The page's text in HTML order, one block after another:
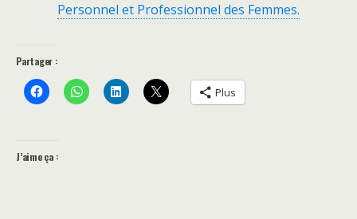
Personnel et Professionnel des Femmes.
Partager :
Plus
J’aime ça :